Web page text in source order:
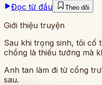
Đọc từ đầu
Theo dõi
Giới thiệu truyện
Sau khi trọng sinh, tôi cố
chồng là thiếu tướng mà
Anh tan làm đi từ cổng
sau.